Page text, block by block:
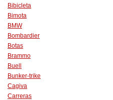
Bibicleta
Bimota
BMW
Bombardier
Botas
Brammo
Buell
Bunker-trike
Cagiva
Carreras